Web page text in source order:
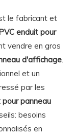
le fabricant et
enduit pour
vendre en gros
d'affichage.
et un
par les
pour panneau
besoins
en